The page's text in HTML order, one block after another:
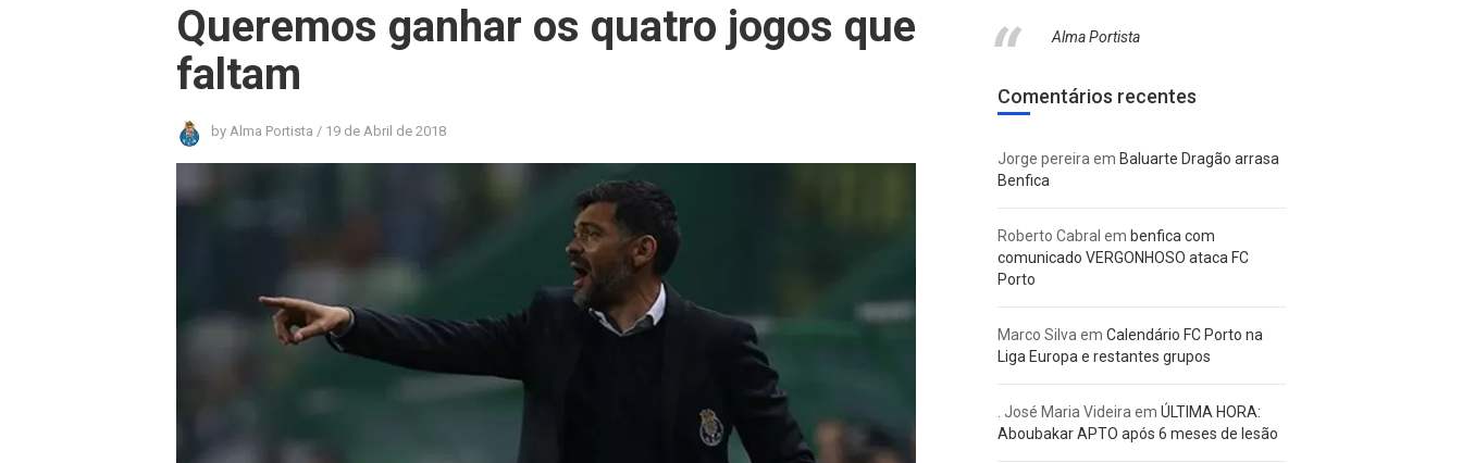
Queremos ganhar os quatro jogos que
faltam
by Alma Portista / 19 de Abril de 2018
Alma Portista
Comentários recentes
Jorge pereira em Baluarte Dragão arrasa
Benfica
Roberto Cabral em benfica com
comunicado VERGONHOSO ataca FC
Porto
Marco Silva em Calendário FC Porto na
Liga Europa e restantes grupos
. José Maria Videira em ÚLTIMA HORA:
Aboubakar APTO após 6 meses de lesão